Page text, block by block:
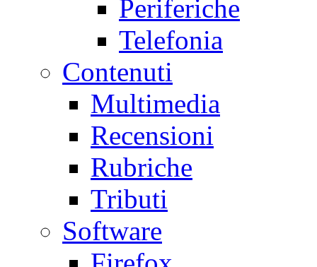
Periferiche
Telefonia
Contenuti
Multimedia
Recensioni
Rubriche
Tributi
Software